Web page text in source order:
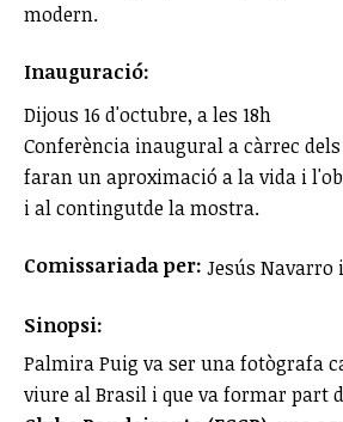
modern.
Inauguració:
Dijous 16 d'octubre, a les 18h
Conferència inaugural a càrrec
faran un aproximació a la vida i
i al contingutde la mostra.
Comissariada per: Jesús Navarro
Sinopsi:
Palmira Puig va ser una fotògrafa
viure al Brasil i que va formar part